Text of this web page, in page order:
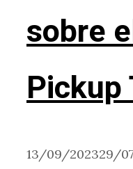
sobre
Pickup
13/09/202329/